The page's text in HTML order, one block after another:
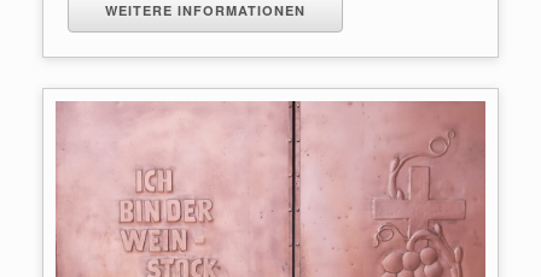
WEITERE INFORMATIONEN